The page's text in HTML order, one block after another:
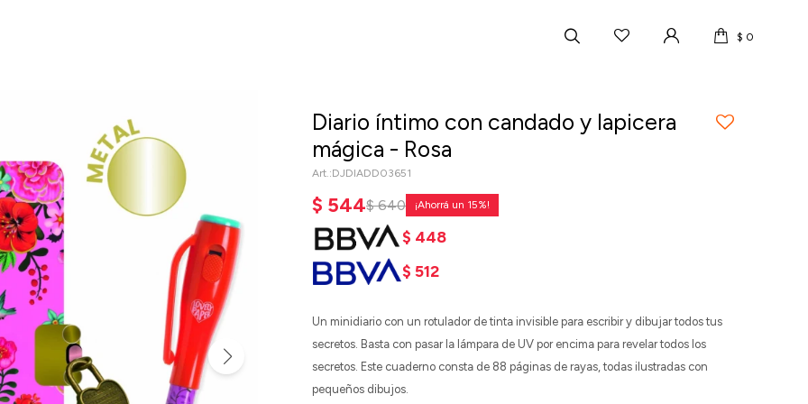
$ 0
Diario íntimo con candado y lapicera
mágica - Rosa
DJDIADD03651
$ 544$ 640 15
$ 448
$ 512
Un minidiario con un rotulador de tinta invisible para escribir y dibujar todos tus
secretos. Basta con pasar la lámpara de UV por encima para revelar todos los
secretos. Este cuaderno consta de 88 páginas de rayas, todas ilustradas con
pequeños dibujos.